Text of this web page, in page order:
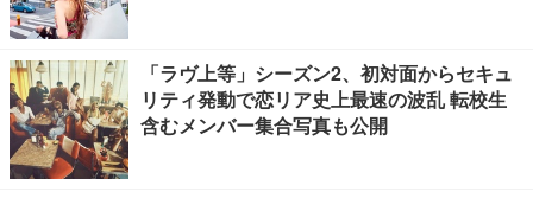
「ラヴ上等」シーズン2、初対面からセキュ
リティ発動で恋リア史上最速の波乱 転校生
含むメンバー集合写真も公開